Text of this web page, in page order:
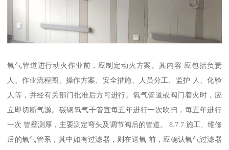
氧气管道进行动火作业前，应制定动火方案。其内容 应包括负责
人、作业流程图、操作方案、安全措施、人员分工、监护 人、化验
人等，并经有关部门批准后方可进行。氧气管道或阀门着火时，应
立即切断气源。碳钢氧气干管宜每五年进行一次吹扫，每五年进行
一次 管壁测厚，主要测定弯头及调节阀后的管道。 8.7.7 施工、维修
后的氧气管系，其中如有过滤器，则在送氧 前，应确认氧气过滤器